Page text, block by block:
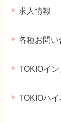
求人情報
各種お問い
TOKIOイ
TOKIOハ